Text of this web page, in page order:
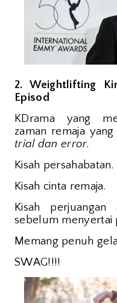
2. Weightlifting
Episod
KDrama yang
zaman remaja
trial dan error.
Kisah persahabatan.
Kisah cinta remaja.
Kisah
sebelum menyertai
Memang penuh
SWAG!!!!